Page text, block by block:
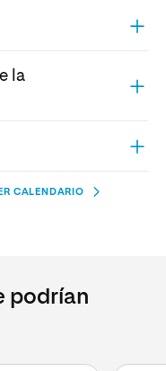
la
CALENDARIO
podrían